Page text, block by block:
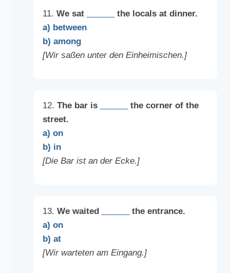
11. We sat
the locals at dinner.
a) between
b) among
[Wir saßen unter den Einheimischen.]
12. The bar is
the corner of the
street.
a) on
b) in
[Die Bar ist an der Ecke.]
13. We waited
the entrance.
a) on
b) at
[Wir warteten am Eingang.]